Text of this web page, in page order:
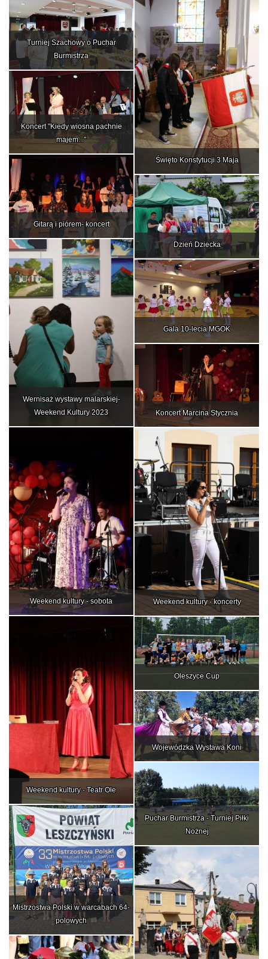
Turniej Szachowy o Puchar
Burmistrza
Święto Konstytucji 3 Maja
Koncert "Kiedy wiosna pachnie
majem..."
Gitarą i piórem- koncert
Dzień Dziecka
Weekend kultury - Teatr Ole
Oleszyce Cup
Wojewódzka Wystawa Koni
Puchar Burmistrza - Turniej Piłki
Nożnej
Mistrzostwa Polski w warcabach 64-
polowych
Wernisaż wystawy malarskiej-
Weekend Kultury 2023
Gala 10-lecia MGOK
Koncert Marcina Stycznia
Weekend kultury - sobota Weekend kultury - koncerty